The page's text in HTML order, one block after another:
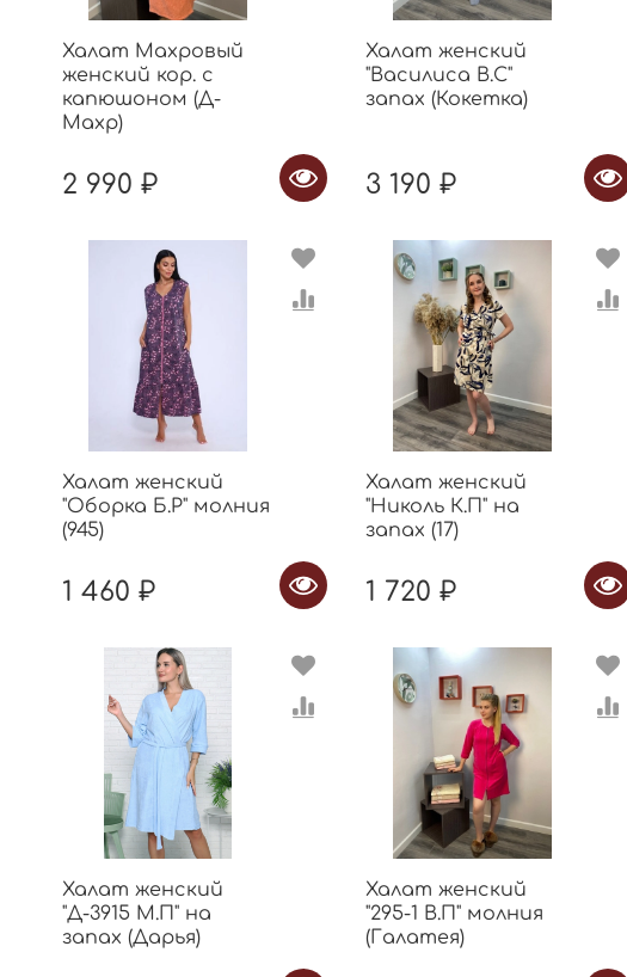
Халат Махровый
женский кор. с
капюшоном (Д-
Махр)
2 990 ₽
Халат женский
"Василиса В.С"
запах (Кокетка)
3 190 ₽
Халат женский
"Оборка Б.Р" молния
(945)
1 460 ₽
Халат женский
"Николь К.П" на
запах (17)
1 720 ₽
Халат женский
"Д-3915 М.П" на
запах (Дарья)
Халат женский
"295-1 В.П" молния
(Галатея)